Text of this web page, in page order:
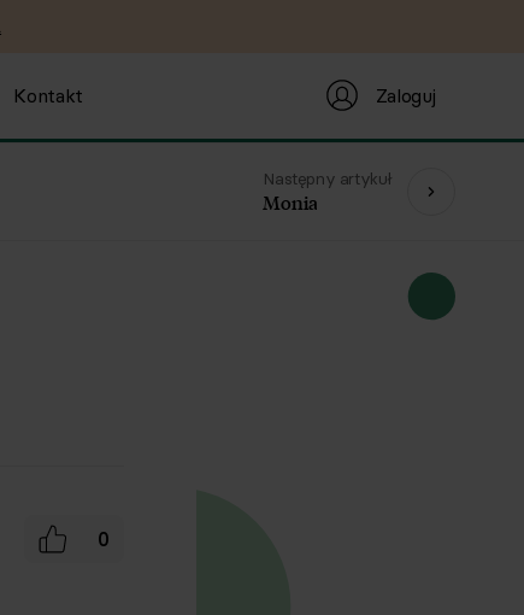
Kontakt Zaloguj
Następny artykuł
Monia
0